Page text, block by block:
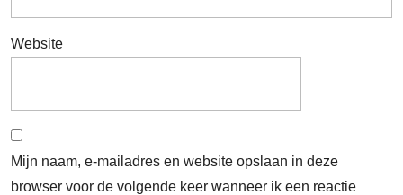
Website
Mijn naam, e-mailadres en website opslaan in deze
browser voor de volgende keer wanneer ik een reactie